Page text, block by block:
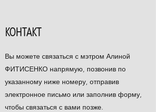
КОНТАКТ
Вы можете связаться с мэтром Алиной
ФИТИСЕНКО напрямую, позвонив по
указанному ниже номеру, отправив
электронное письмо или заполнив форму,
чтобы связаться с вами позже.